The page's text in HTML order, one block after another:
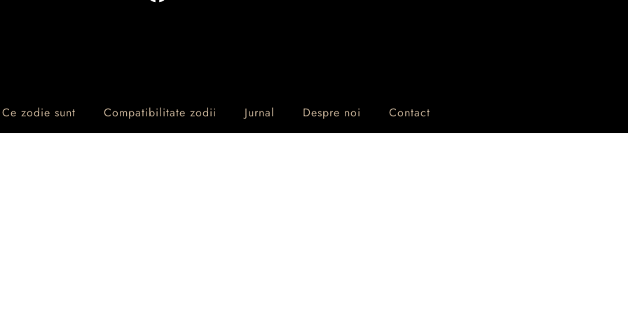
Ce zodie sunt Compatibilitate zodii Jurnal Despre noi Contact